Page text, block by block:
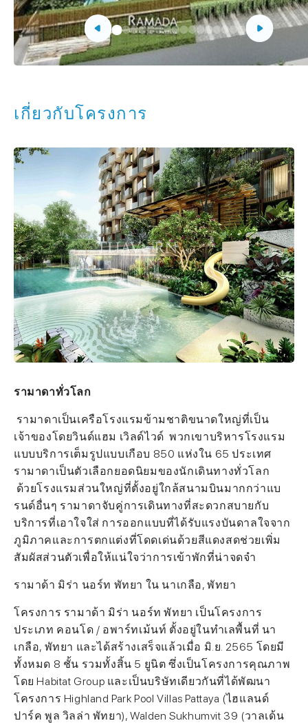
เกี่ยวกับโครงการ
รามาดาทั่วโลก
รามาดาเป็นเครือโรงแรมข้ามชาติขนาดใหญ่ที่เป็น
เจ้าของโดยวินด์แฮม เวิลด์ไวด์ พวกเขาบริหารโรงแรม
แบบบริการเต็มรูปแบบเกือบ 850 แห่งใน 65 ประเทศ
รามาดาเป็นตัวเลือกยอดนิยมของนักเดินทางทั่วโลก
ด้วยโรงแรมส่วนใหญ่ที่ตั้งอยู่ใกล้สนามบินมากกว่าแบ
รนด์อื่นๆ รามาดาจับคู่การเดินทางที่สะดวกสบายกับ
บริการที่เอาใจใส่ การออกแบบที่ได้รับแรงบันดาลใจจาก
ภูมิภาคและการตกแต่งที่โดดเด่นด้วยสีแดงสดช่วยเพิ่ม
สัมผัสส่วนตัวเพื่อให้แน่ใจว่าการเข้าพักที่น่าจดจำ
รามาด้า มิร่า นอร์ท พัทยา ใน นาเกลือ, พัทยา
โครงการ รามาด้า มิร่า นอร์ท พัทยา เป็นโครงการ
ประเภท คอนโด / อพาร์ทเม้นท์ ตั้งอยู่ในทำเลพื้นที่ นา
เกลือ, พัทยา และได้สร้างเสร็จแล้วเมื่อ มิ.ย. 2565 โดยมี
ทั้งหมด 8 ชั้น รวมทั้งสิ้น 5 ยูนิต ซึ่งเป็นโครงการคุณภาพ
โดย Habitat Group และเป็นบริษัทเดียวกันที่ได้พัฒนา
โครงการ Highland Park Pool Villas Pattaya (ไฮแลนด์
ปาร์ค พูล วิลล่า พัทยา), Walden Sukhumvit 39 (วาลเด้น